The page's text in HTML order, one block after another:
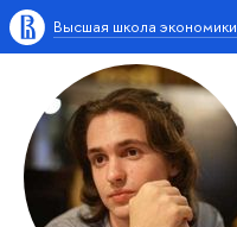
Высшая школа экономики